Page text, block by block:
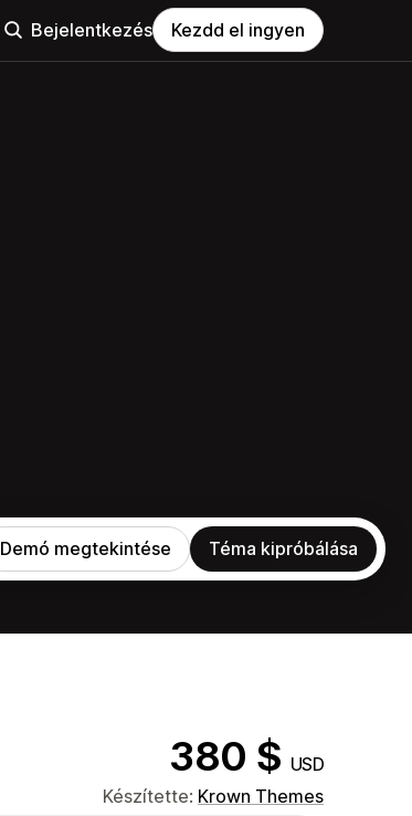
Bejelentkezés Kezdd el ingyen
Demó megtekintése Téma kipróbálása
380 $ USD
Készítette: Krown Themes